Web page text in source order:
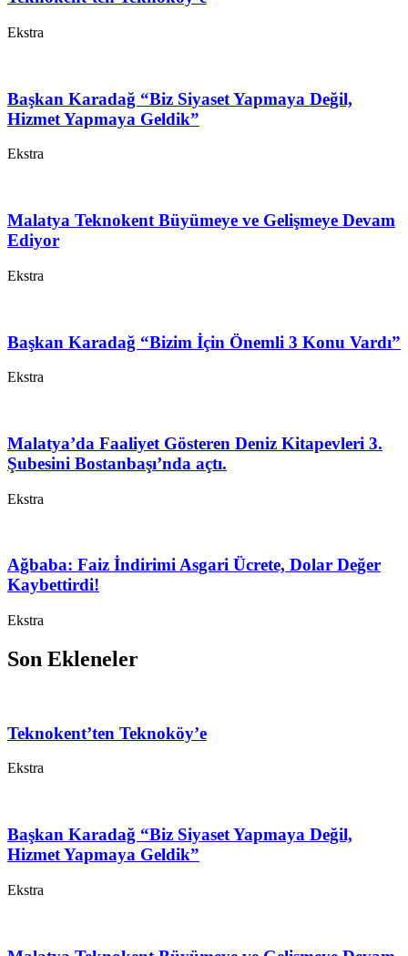
Ekstra
Başkan Karadağ “Biz Siyaset Yapmaya Değil,
Hizmet Yapmaya Geldik”
Ekstra
Malatya Teknokent Büyümeye ve Gelişmeye Devam
Ediyor
Ekstra
Başkan Karadağ “Bizim İçin Önemli 3 Konu Vardı”
Ekstra
Malatya’da Faaliyet Gösteren Deniz Kitapevleri 3.
Şubesini Bostanbaşı’nda açtı.
Ekstra
Ağbaba: Faiz İndirimi Asgari Ücrete, Dolar Değer
Kaybettirdi!
Ekstra
Son Ekleneler
Teknokent’ten Teknoköy’e
Ekstra
Başkan Karadağ “Biz Siyaset Yapmaya Değil,
Hizmet Yapmaya Geldik”
Ekstra